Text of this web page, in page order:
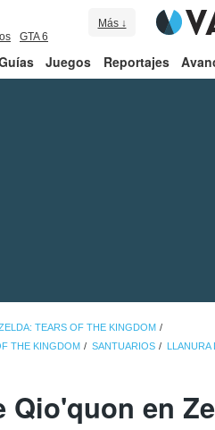
GTA 6
Más ↓
Juegos Reportajes
TEARS OF THE KINGDOM
THE KINGDOM
SANTUARIOS LLANURA
Qio'quon en